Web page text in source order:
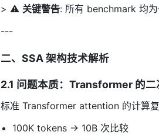
> ⚠️ 关键警告: 所有 benchmark 均为
---
二、SSA 架构技术解析
2.1 问题本质：Transformer 的二
标准 Transformer attention 的计算
100K tokens → 10B 次比较